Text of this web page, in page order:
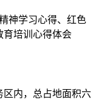
神学习心得、红色
育培训心得体会
区内，总占地面积六